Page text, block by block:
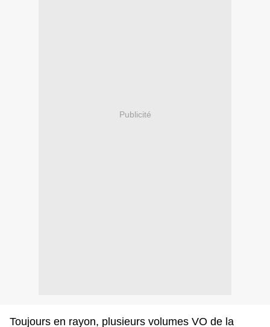
Publicité
Toujours en rayon, plusieurs volumes VO de la